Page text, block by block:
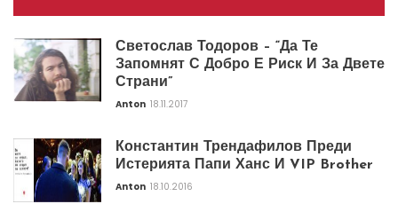
Светослав Тодоров – “Да Те
Запомнят С Добро Е Риск И За Двете
Страни”
Anton 18.11.2017
Константин Трендафилов Преди
Истерията Папи Ханс И VIP Brother
Anton 18.10.2016